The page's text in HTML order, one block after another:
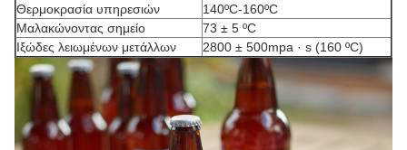
Θερμοκρασία υπηρεσιών
140ºC-160ºC
Μαλακώνοντας σημείο
73 ± 5 ºC
Ιξώδες λειωμένων μετάλλων
2800 ± 500mpa · s (160 ºC)